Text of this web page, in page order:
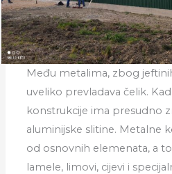
Među metalima, zbog
uveliko prevladava čelik.
konstrukcije ima presudno
aluminijske slitine. Metalne
od osnovnih elemenata, a
lamele, limovi, cijevi i